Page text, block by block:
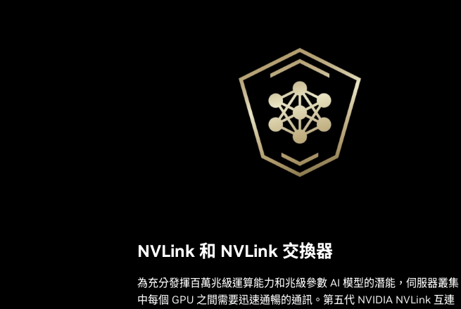
NVLink 和 NVLink 交換器
為充分發揮百萬兆級運算能力和兆級參數 AI 模型的潛能，伺服器叢集
中每個 GPU 之間需要迅速通暢的通訊。第五代 NVIDIA NVLink 互連